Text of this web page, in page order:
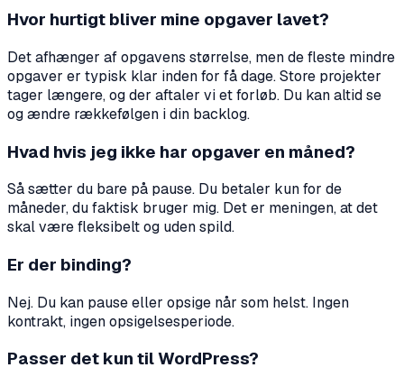
Hvor hurtigt bliver mine opgaver lavet?
Det afhænger af opgavens størrelse, men de fleste mindre
opgaver er typisk klar inden for få dage. Store projekter
tager længere, og der aftaler vi et forløb. Du kan altid se
og ændre rækkefølgen i din backlog.
Hvad hvis jeg ikke har opgaver en måned?
Så sætter du bare på pause. Du betaler kun for de
måneder, du faktisk bruger mig. Det er meningen, at det
skal være fleksibelt og uden spild.
Er der binding?
Nej. Du kan pause eller opsige når som helst. Ingen
kontrakt, ingen opsigelsesperiode.
Passer det kun til WordPress?